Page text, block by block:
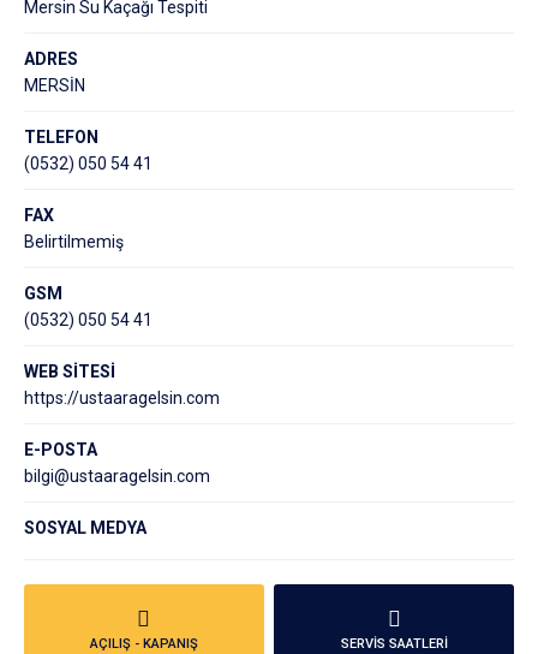
Mersin Su Kaçağı Tespiti
ADRES
MERSİN
TELEFON
(0532) 050 54 41
FAX
Belirtilmemiş
GSM
(0532) 050 54 41
WEB SİTESİ
https://ustaaragelsin.com
E-POSTA
bilgi@ustaaragelsin.com
SOSYAL MEDYA
AÇILIŞ - KAPANIŞ
SERVİS SAATLERİ